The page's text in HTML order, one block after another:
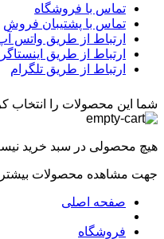
تماس با فروشگاه
تماس با پشتیبان فروش
ارتباط از طریق واتس
ارتباط از طریق
ارتباط از طریق تلگرام
شما این محصولات را انتخاب
هیچ محصولی در سبد خرید
جهت مشاهده محصولات بیشتر
صفحه اصلی
فروشگاه